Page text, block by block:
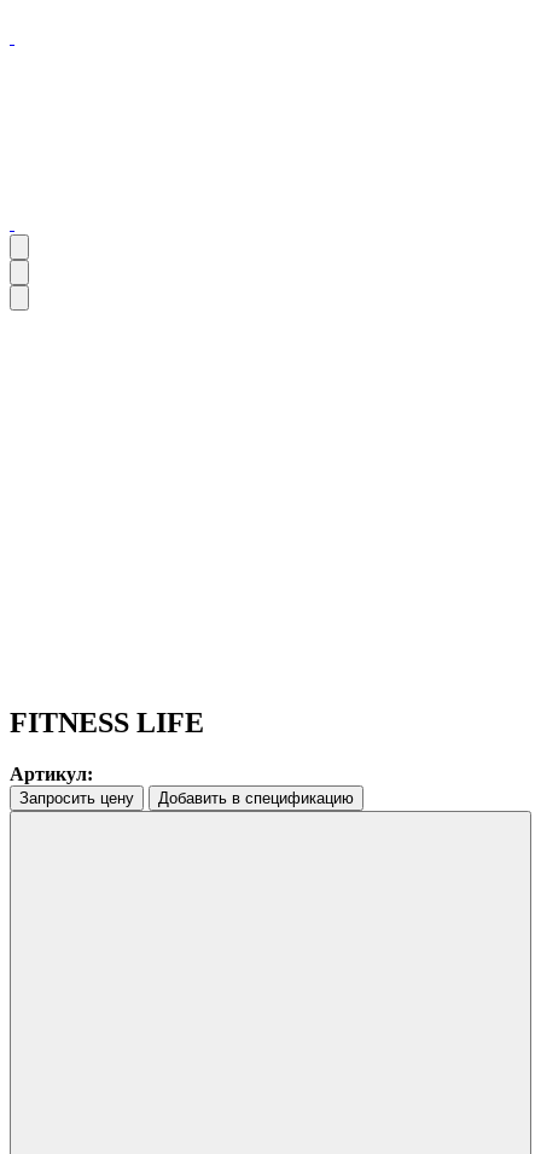
FITNESS LIFE
Артикул:
Запросить цену Добавить в спецификацию